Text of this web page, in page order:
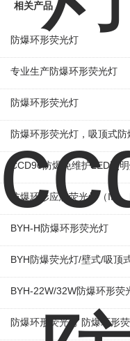
相关产品
防爆环形荧光灯
专业生产防爆环形荧光灯
防爆环形荧光灯
防爆环形荧光灯，吸顶式防
CCD96防爆免维护LED照
防爆环形应急荧光灯（IIB、
BYH-H防爆环形荧光灯
BYH防爆荧光灯/壁式/吸顶
BYH-22W/32W防爆环形荧
防爆环形荧光灯 防爆环形